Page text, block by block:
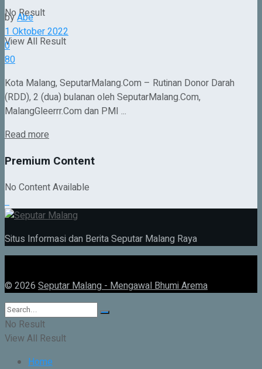
No Result
View All Result
byAbe
1 Oktober 2022
0
80
Kota Malang, SeputarMalang.Com – Rutinan Donor Darah
(RDD), 2 (dua) bulanan oleh SeputarMalang.Com,
MalangGleerrr.Com dan PMI ...
Read more
Premium Content
No Content Available
Situs Informasi dan Berita Seputar Malang Raya
© 2026 Seputar Malang - Mengawal Bhumi Arema
No Result
View All Result
Home